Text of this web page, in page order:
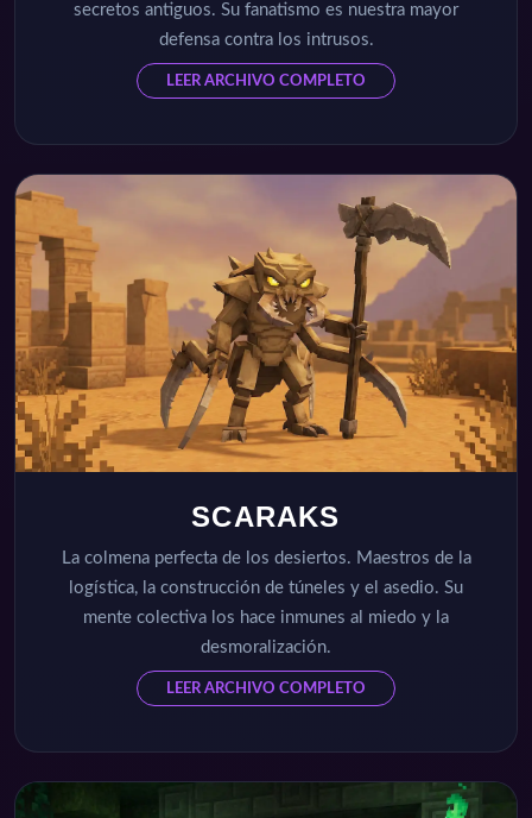
secretos antiguos. Su fanatismo es nuestra mayor
defensa contra los intrusos.
LEER ARCHIVO COMPLETO
SCARAKS
La colmena perfecta de los desiertos. Maestros de la
logística, la construcción de túneles y el asedio. Su
mente colectiva los hace inmunes al miedo y la
desmoralización.
LEER ARCHIVO COMPLETO